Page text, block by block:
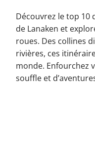
Découvrez le top 10
de Lanaken et
roues. Des collines
rivières, ces
monde. Enfourchez
souffle et